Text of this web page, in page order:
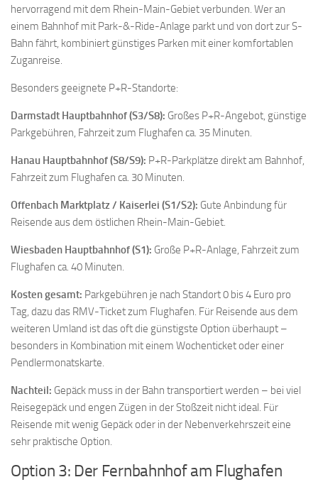
hervorragend mit dem Rhein-Main-Gebiet verbunden. Wer an
einem Bahnhof mit Park-&-Ride-Anlage parkt und von dort zur S-
Bahn fährt, kombiniert günstiges Parken mit einer komfortablen
Zuganreise.
Besonders geeignete P+R-Standorte:
Darmstadt Hauptbahnhof (S3/S8): Großes P+R-Angebot, günstige
Parkgebühren, Fahrzeit zum Flughafen ca. 35 Minuten.
Hanau Hauptbahnhof (S8/S9): P+R-Parkplätze direkt am Bahnhof,
Fahrzeit zum Flughafen ca. 30 Minuten.
Offenbach Marktplatz / Kaiserlei (S1/S2): Gute Anbindung für
Reisende aus dem östlichen Rhein-Main-Gebiet.
Wiesbaden Hauptbahnhof (S1): Große P+R-Anlage, Fahrzeit zum
Flughafen ca. 40 Minuten.
Kosten gesamt: Parkgebühren je nach Standort 0 bis 4 Euro pro
Tag, dazu das RMV-Ticket zum Flughafen. Für Reisende aus dem
weiteren Umland ist das oft die günstigste Option überhaupt –
besonders in Kombination mit einem Wochenticket oder einer
Pendlermonatskarte.
Nachteil: Gepäck muss in der Bahn transportiert werden – bei viel
Reisegepäck und engen Zügen in der Stoßzeit nicht ideal. Für
Reisende mit wenig Gepäck oder in der Nebenverkehrszeit eine
sehr praktische Option.
Option 3: Der Fernbahnhof am Flughafen